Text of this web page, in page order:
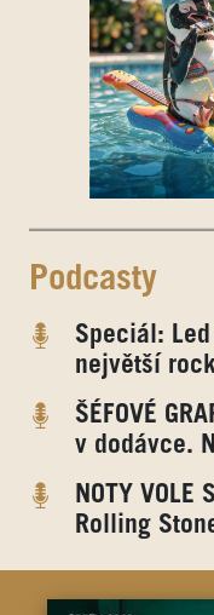
Podcasty
Speciál:
největší
ŠÉFOVÉ
v dodávce.
NOTY VOLE
Rolling